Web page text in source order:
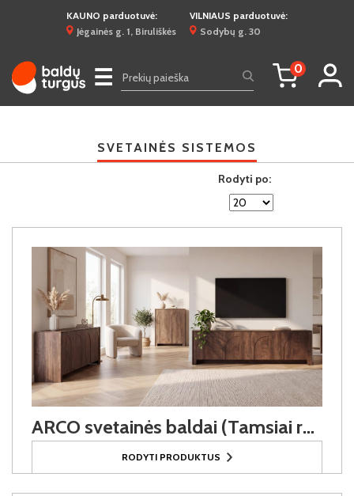
KAUNO parduotuvė:
Jėgainės g. 1, Biruliškės
VILNIAUS parduotuvė:
Sodybų g. 30
☰ 0
SVETAINĖS SISTEMOS
Rodyti po:
ARCO svetainės baldai (Tamsiai ruda)
RODYTI PRODUKTUS